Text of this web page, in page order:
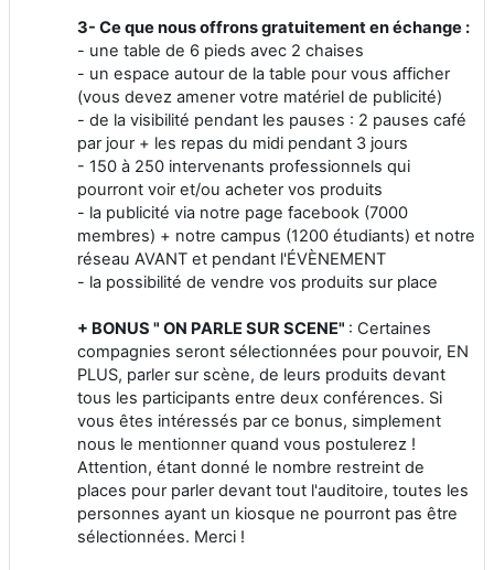
3- Ce que nous offrons gratuitement en échange :
- une table de 6 pieds avec 2 chaises
- un espace autour de la table pour vous afficher
(vous devez amener votre matériel de publicité)
- de la visibilité pendant les pauses : 2 pauses café
par jour + les repas du midi pendant 3 jours
- 150 à 250 intervenants professionnels qui
pourront voir et/ou acheter vos produits
- la publicité via notre page facebook (7000
membres) + notre campus (1200 étudiants) et notre
réseau AVANT et pendant l'ÉVÈNEMENT
- la possibilité de vendre vos produits sur place
+ BONUS " ON PARLE SUR SCENE" : Certaines
compagnies seront sélectionnées pour pouvoir, EN
PLUS, parler sur scène, de leurs produits devant
tous les participants entre deux conférences. Si
vous êtes intéressés par ce bonus, simplement
nous le mentionner quand vous postulerez !
Attention, étant donné le nombre restreint de
places pour parler devant tout l'auditoire, toutes les
personnes ayant un kiosque ne pourront pas être
sélectionnées. Merci !